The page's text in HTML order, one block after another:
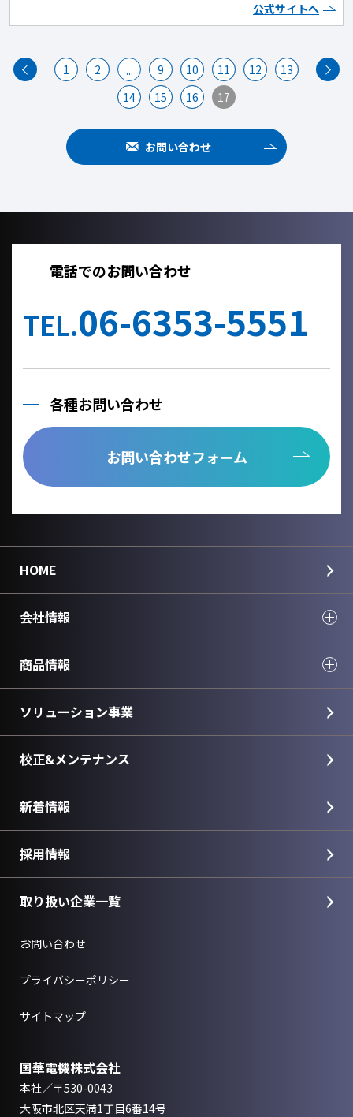
公式サイトへ
1 2 ... 9 10 11 12
13
14
15 16 17
お問い合わせ
電話でのお問い合わせ
TEL.06-6353-5551
各種お問い合わせ
お問い合わせフォーム
HOME
会社情報
商品情報
ソリューション事業
校正&メンテナンス
新着情報
採用情報
取り扱い企業一覧
お問い合わせ
プライバシーポリシー
サイトマップ
国華電機株式会社
本社／〒530-0043
大阪市北区天満1丁目6番14号